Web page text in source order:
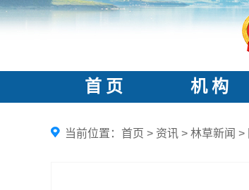
首 页 机 构
当前位置： 首页 > 资讯 > 林草新闻 >